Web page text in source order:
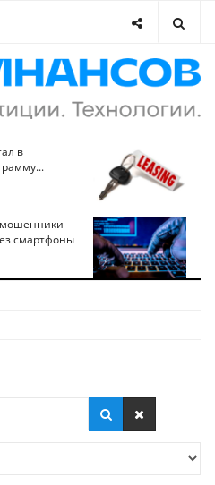
в
мошенники
смартфоны